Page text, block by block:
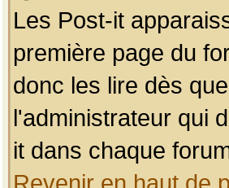
Les Post-it
première page du
donc les lire dès
l'administrateur qui
it dans chaque